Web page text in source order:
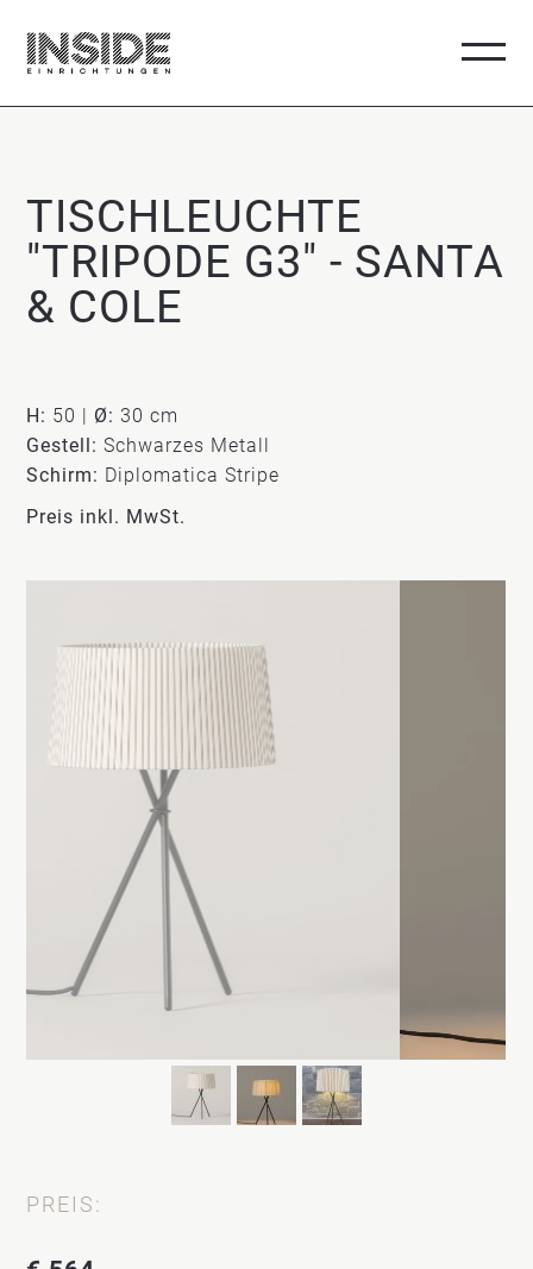
TISCHLEUCHTE
"TRIPODE G3" - SANTA
& COLE
H: 50 | Ø: 30 cm
Gestell: Schwarzes Metall
Schirm: Diplomatica Stripe
Preis inkl. MwSt.
PREIS: